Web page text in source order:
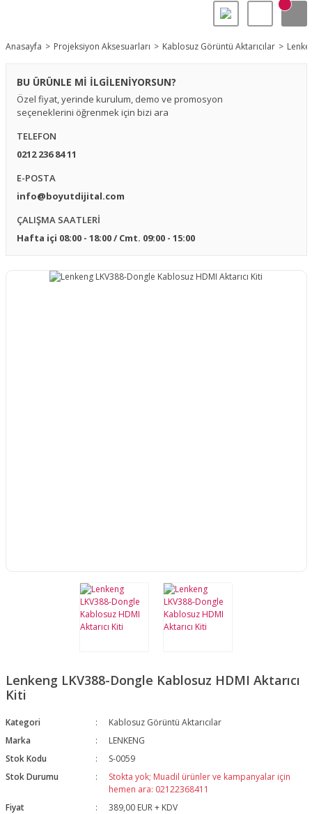
Anasayfa Projeksiyon Aksesuarları Kablosuz Görüntü Aktarıcılar
BU ÜRÜNLE Mİ İLGİLENİYORSUN?
Özel fiyat, yerinde kurulum, demo ve promosyon
seçeneklerini öğrenmek için bizi ara
TELEFON
0212 236 84 11
E-POSTA
info@boyutdijital.com
ÇALIŞMA SAATLERİ
Hafta içi 08:00 - 18:00 / Cmt. 09:00 - 15:00
Lenkeng LKV388-Dongle Kablosuz HDMI Aktarıcı
Kiti
Kategori
Kablosuz Görüntü Aktarıcılar
Marka
LENKENG
Stok Kodu
S-0059
Stok Durumu
Stokta yok; Muadil ürünler ve kampanyalar için
hemen ara: 02122368411
Fiyat
389,00 EUR + KDV